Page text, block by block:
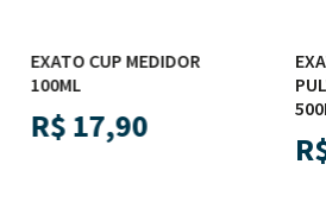
EXATO CUP MEDIDOR
100ML
R$ 17,90
R$